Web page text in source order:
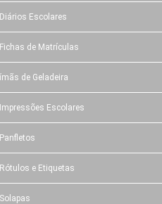
Diários Escolares
Fichas de Matrículas
ímãs de Geladeira
Impressões Escolares
Panfletos
Rótulos e Etiquetas
Solapas